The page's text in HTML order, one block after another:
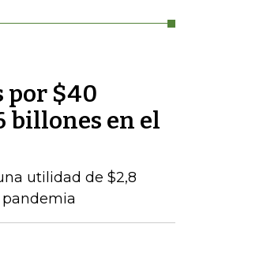
por $40
billones en el
utilidad de $2,8